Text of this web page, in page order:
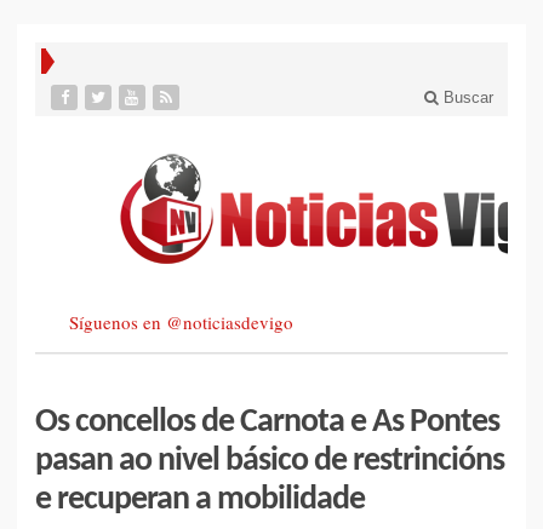
Buscar
Síguenos en @noticiasdevigo
Os concellos de Carnota e As Pontes
pasan ao nivel básico de restrincións
e recuperan a mobilidade